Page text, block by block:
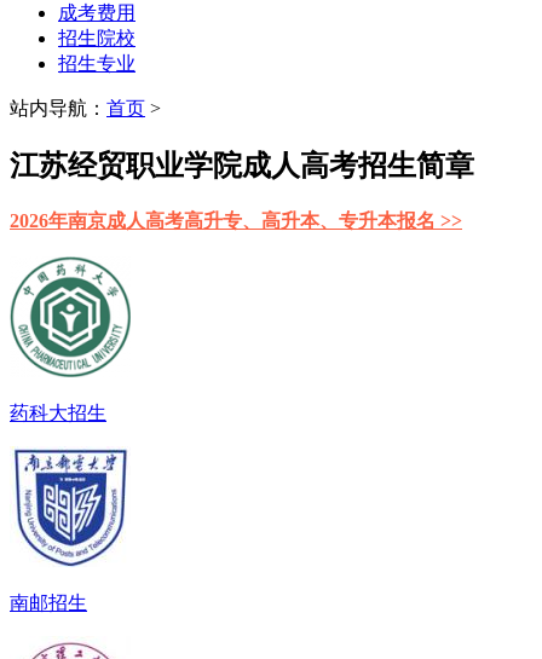
成考费用
招生院校
招生专业
站内导航： 首页 >
江苏经贸职业学院成人高考招生简章
2026年南京成人高考高升专、高升本、专升本报名 >>
药科大招生
南邮招生